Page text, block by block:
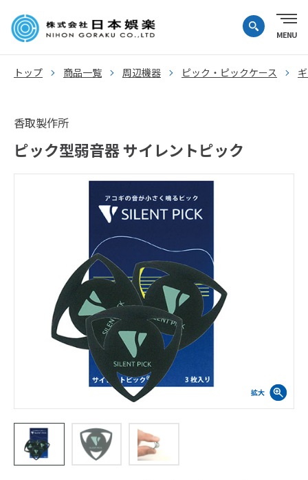
トップ 商品一覧 周辺機器 ピック・ピックケース
香取製作所
ピック型弱音器 サイレントピック